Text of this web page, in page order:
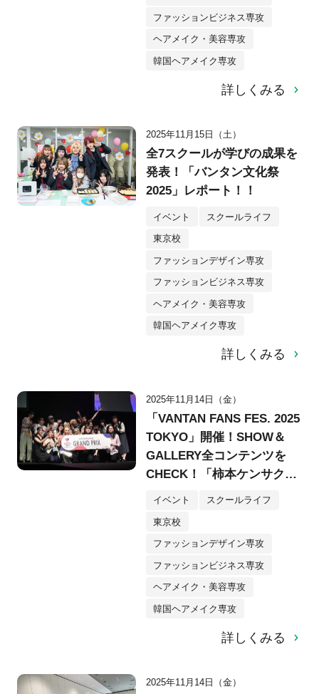
ファッションビジネス専攻
ヘアメイク・美容専攻
韓国ヘアメイク専攻
詳しくみる
2025年11月15日（土）
全7スクールが学びの成果を
発表！「バンタン文化祭
2025」レポート！！
イベント スクールライフ
東京校
ファッションデザイン専攻
ファッションビジネス専攻
ヘアメイク・美容専攻
韓国ヘアメイク専攻
詳しくみる
2025年11月14日（金）
「VANTAN FANS FES. 2025
TOKYO」開催！SHOW＆
GALLERY全コンテンツを
CHECK！「柿本ケンサク
イベント スクールライフ
東京校
ファッションデザイン専攻
ファッションビジネス専攻
ヘアメイク・美容専攻
韓国ヘアメイク専攻
詳しくみる
2025年11月14日（金）